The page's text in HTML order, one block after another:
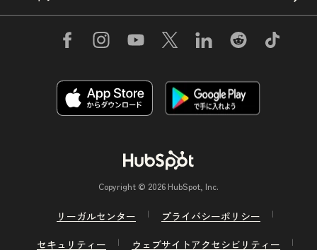
Copyright © 2026 HubSpot, Inc.
リーガルセンター
プライバシーポリシー
セキュリティー
ウェブサイトアクセシビリティー